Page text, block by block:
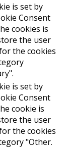
is set by
Consent
cookies is
the user
the cookies
is set by
Consent
cookie is
the user
the cookies
"Other.